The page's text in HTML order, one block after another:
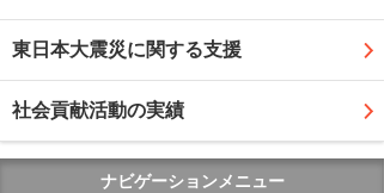
東日本大震災に関する支援
社会貢献活動の実績
ナビゲーションメニュー